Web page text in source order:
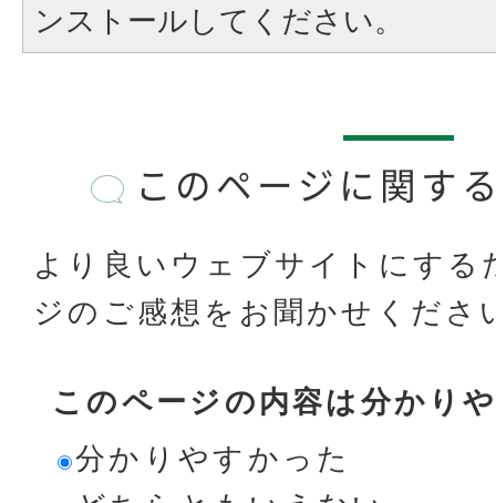
ンストールしてください。
このページに関す
より良いウェブサイトにする
ジのご感想をお聞かせくださ
このページの内容は分かり
分かりやすかった